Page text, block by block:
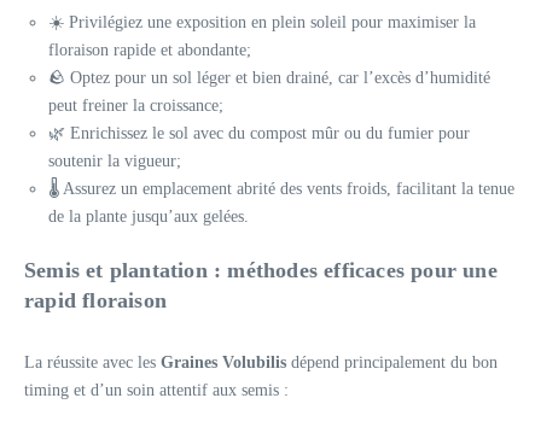
☀️ Privilégiez une exposition en plein soleil pour maximiser la
floraison rapide et abondante;
🪨 Optez pour un sol léger et bien drainé, car l’excès d’humidité
peut freiner la croissance;
🌿 Enrichissez le sol avec du compost mûr ou du fumier pour
soutenir la vigueur;
🌡️ Assurez un emplacement abrité des vents froids, facilitant la tenue
de la plante jusqu’aux gelées.
Semis et plantation : méthodes efficaces pour une
rapid floraison
La réussite avec les Graines Volubilis dépend principalement du bon
timing et d’un soin attentif aux semis :